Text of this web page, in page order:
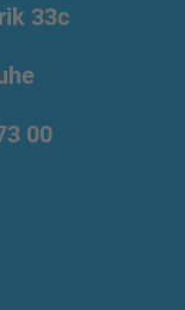
33c
00